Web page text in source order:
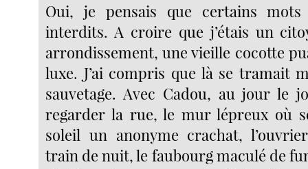
Oui, je pensais que certains mots
interdits. A croire que j’étais un
arrondissement, une vieille cocotte
luxe. J’ai compris que là se tramait
sauvetage. Avec Cadou, au jour le
regarder la rue, le mur lépreux où
soleil un anonyme crachat,
train de nuit, le faubourg maculé de